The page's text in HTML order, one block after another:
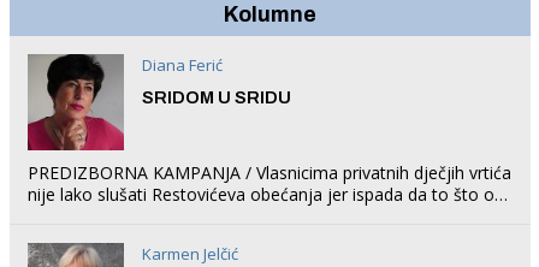
Kolumne
Diana Ferić
SRIDOM U SRIDU
PREDIZBORNA KAMPANJA / Vlasnicima privatnih dječjih vrtića
nije lako slušati Restovićeva obećanja jer ispada da to što oni
Karmen Jelčić